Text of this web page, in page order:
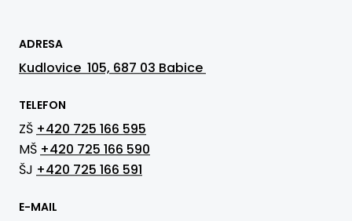
ADRESA
Kudlovice 105, 687 03 Babice
TELEFON
ZŠ +420 725 166 595
MŠ +420 725 166 590
ŠJ +420 725 166 591
E-MAIL